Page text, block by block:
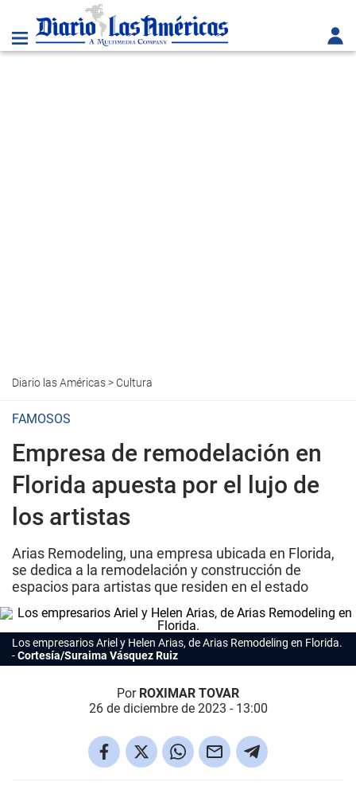
Diario las Américas> Cultura
FAMOSOS
Empresa de remodelación en
Florida apuesta por el lujo de
los artistas
Arias Remodeling, una empresa ubicada en Florida,
se dedica a la remodelación y construcción de
espacios para artistas que residen en el estado
Los empresarios Ariel y Helen Arias, de Arias Remodeling en Florida.
Cortesía/Suraima Vásquez Ruiz
Por ROXIMAR TOVAR
26 de diciembre de 2023 - 13:00